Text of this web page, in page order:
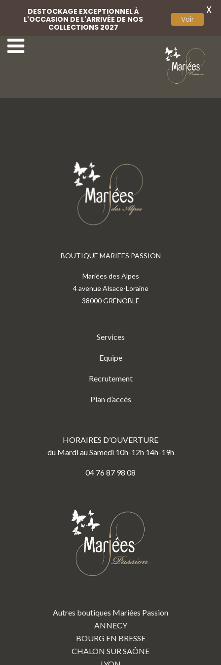
20 Angela Bianca 22 Angela Bianca
BOUTIQUE MARIEES PASSION
Mariées des Alpes
4 avenue Alsace-Loraine
38000 GRENOBLE
Services
Equipe
Recrutement
Plan d’accès
HORAIRES D’OUVERTURE
du Mardi au Samedi 10h-12h 14h-19h
04 76 87 98 08
Autres boutiques Mariées Passion
ANNECY
BOURG EN BRESSE
CHALON SUR SAÔNE
DESTOCKAGE EXCEPTIONNEL À
L'OCCASION DE L'ARRIVÉE DE NOS
COLLECTIONS 2027
Voir
X